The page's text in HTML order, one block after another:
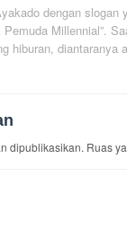
dengan slogan
Millennial”.
hiburan, diantaranya
dipublikasikan. Ruas